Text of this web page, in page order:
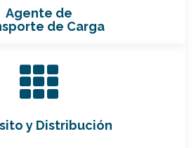
Agente de
de Carga
y Distribución